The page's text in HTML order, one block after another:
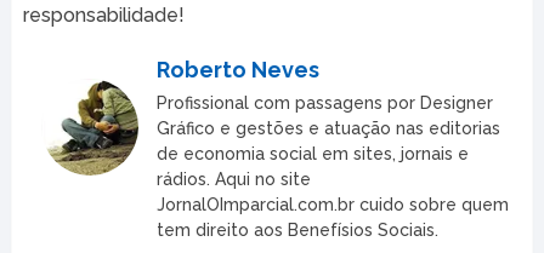
responsabilidade!
Roberto Neves
Profissional com passagens por Designer
Gráfico e gestões e atuação nas editorias
de economia social em sites, jornais e
rádios. Aqui no site
JornalOImparcial.com.br cuido sobre quem
tem direito aos Benefísios Sociais.